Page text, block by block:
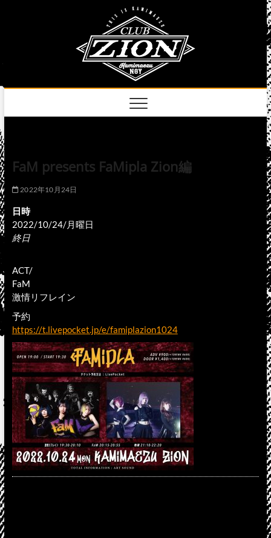
FaM presents FaMipla Zion編
2022年10月24日
日時
2022/10/24/月曜日
終日
ACT/
FaM
激情リフレイン
予約
https://t.livepocket.jp/e/famiplazion1024